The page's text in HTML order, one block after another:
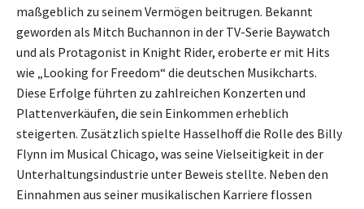
maßgeblich zu seinem Vermögen beitrugen. Bekannt
geworden als Mitch Buchannon in der TV-Serie Baywatch
und als Protagonist in Knight Rider, eroberte er mit Hits
wie „Looking for Freedom“ die deutschen Musikcharts.
Diese Erfolge führten zu zahlreichen Konzerten und
Plattenverkäufen, die sein Einkommen erheblich
steigerten. Zusätzlich spielte Hasselhoff die Rolle des Billy
Flynn im Musical Chicago, was seine Vielseitigkeit in der
Unterhaltungsindustrie unter Beweis stellte. Neben den
Einnahmen aus seiner musikalischen Karriere flossen